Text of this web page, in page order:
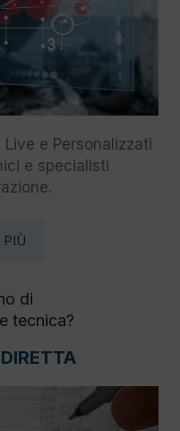
e Personalizzati
e specialisti
PIÙ
di
tecnica?